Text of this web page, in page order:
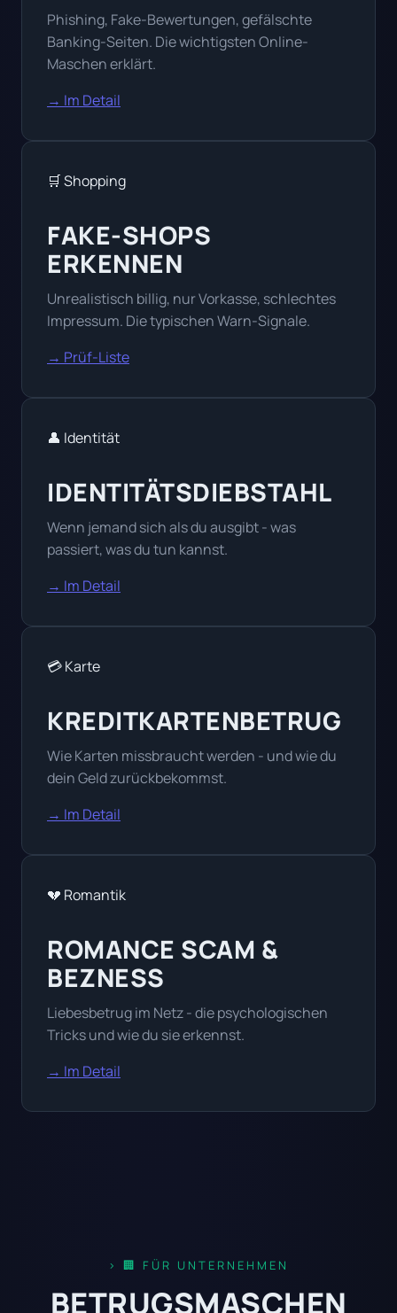
Phishing, Fake-Bewertungen, gefälschte
Banking-Seiten. Die wichtigsten Online-
Maschen erklärt.
→ Im Detail
🛒 Shopping
FAKE-SHOPS
ERKENNEN
Unrealistisch billig, nur Vorkasse, schlechtes
Impressum. Die typischen Warn-Signale.
→ Prüf-Liste
👤 Identität
IDENTITÄTSDIEBSTAHL
Wenn jemand sich als du ausgibt - was
passiert, was du tun kannst.
→ Im Detail
💳 Karte
KREDITKARTENBETRUG
Wie Karten missbraucht werden - und wie du
dein Geld zurückbekommst.
→ Im Detail
💔 Romantik
ROMANCE SCAM &
BEZNESS
Liebesbetrug im Netz - die psychologischen
Tricks und wie du sie erkennst.
→ Im Detail
🏢 FÜR UNTERNEHMEN
BETRUGSMASCHEN